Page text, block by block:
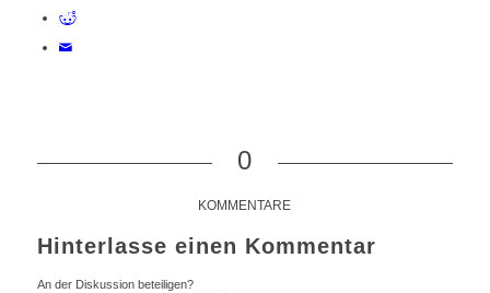
0
KOMMENTARE
Hinterlasse einen Kommentar
An der Diskussion beteiligen?